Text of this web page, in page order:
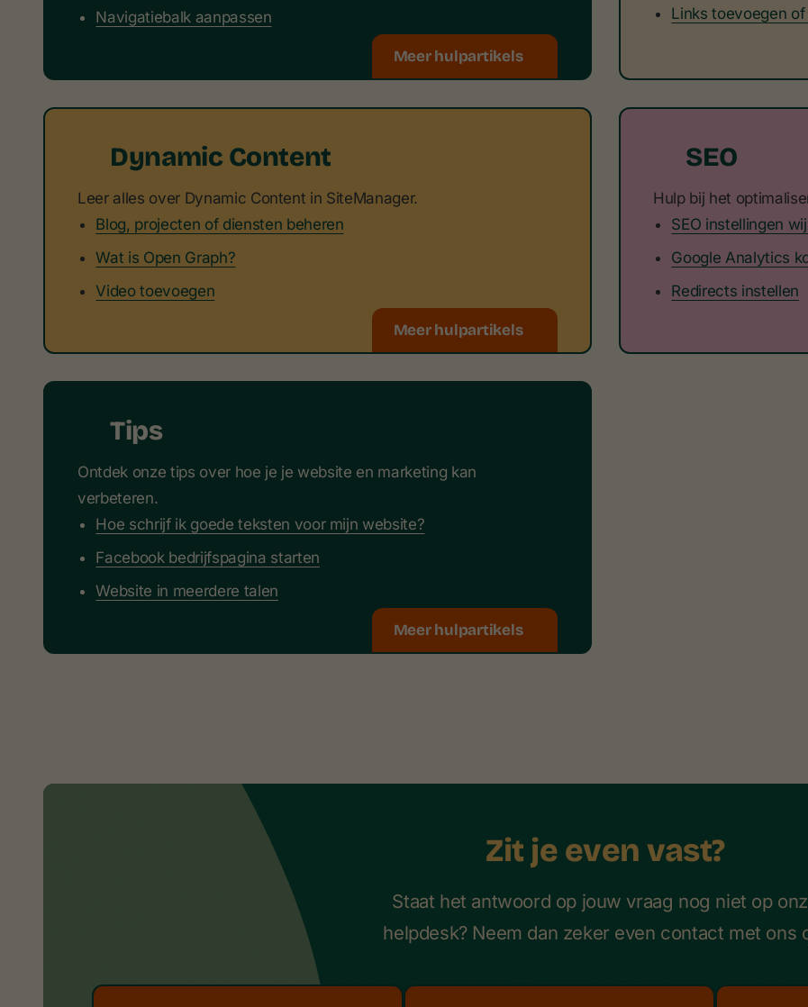
Navigatiebalk aanpassen
Meer hulpartikels
Links toevoegen
Dynamic Content
Leer alles over Dynamic Content in SiteManager.
Blog, projecten of diensten beheren
Wat is Open Graph?
Video toevoegen
Meer hulpartikels
SEO
Hulp bij het
SEO instellingen
Google Analytics
Redirects instellen
Tips
Ontdek onze tips over hoe je je website en marketing kan
verbeteren.
Hoe schrijf ik goede teksten voor mijn website?
Facebook bedrijfspagina starten
Website in meerdere talen
Meer hulpartikels
Zit je even vast?
Staat het antwoord op jouw vraag nog niet op
helpdesk? Neem dan zeker even contact met ons